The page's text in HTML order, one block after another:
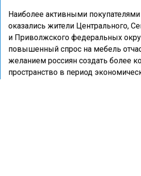
Наиболее активными
оказались жители Центрального,
и Приволжского федеральных
повышенный спрос на мебель
желанием россиян создать более
пространство в период